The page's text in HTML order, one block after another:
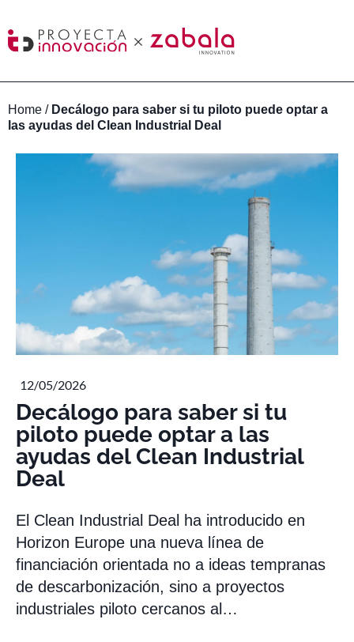
Home / Decálogo para saber si tu piloto puede optar a
las ayudas del Clean Industrial Deal
12/05/2026
Decálogo para saber si tu
piloto puede optar a las
ayudas del Clean Industrial
Deal
El Clean Industrial Deal ha introducido en
Horizon Europe una nueva línea de
financiación orientada no a ideas tempranas
de descarbonización, sino a proyectos
industriales piloto cercanos al…